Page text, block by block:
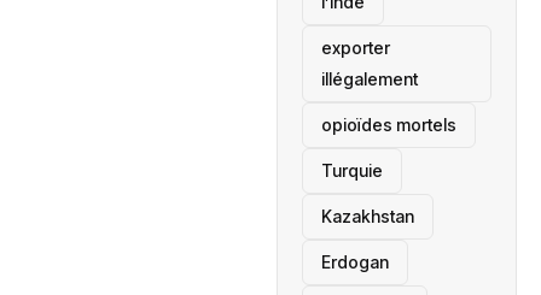
exporter
illégalement
opioïdes mortels
‎Turquie
Kazakhstan
Erdogan